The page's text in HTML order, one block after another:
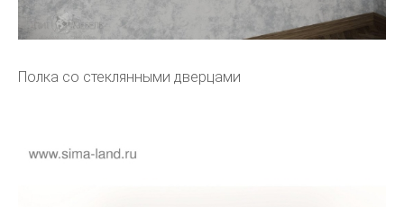
Полка со стеклянными дверцами